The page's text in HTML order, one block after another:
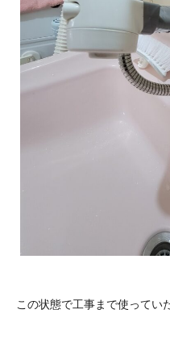
この状態で工事まで使ってい